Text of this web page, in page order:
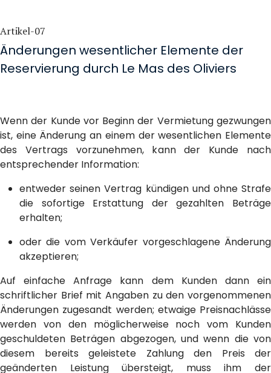
Artikel-07
Änderungen wesentlicher Elemente der
Reservierung durch Le Mas des Oliviers
Wenn der Kunde vor Beginn der Vermietung gezwungen
ist, eine Änderung an einem der wesentlichen Elemente
des Vertrags vorzunehmen, kann der Kunde nach
entsprechender Information:
entweder seinen Vertrag kündigen und ohne Strafe
die sofortige Erstattung der gezahlten Beträge
erhalten;
oder die vom Verkäufer vorgeschlagene Änderung
akzeptieren;
Auf einfache Anfrage kann dem Kunden dann ein
schriftlicher Brief mit Angaben zu den vorgenommenen
Änderungen zugesandt werden; etwaige Preisnachlässe
werden von den möglicherweise noch vom Kunden
geschuldeten Beträgen abgezogen, und wenn die von
diesem bereits geleistete Zahlung den Preis der
geänderten Leistung übersteigt, muss ihm der